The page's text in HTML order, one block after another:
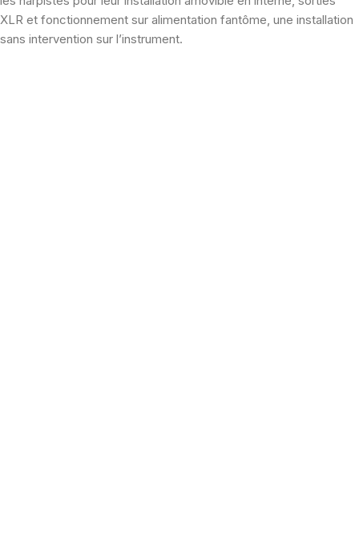
XLR et fonctionnement sur alimentation fantôme, une installation
sans intervention sur l’instrument.